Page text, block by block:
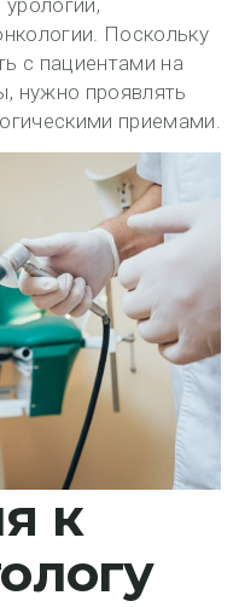
урологии,
Поскольку
с пациентами на
нужно проявлять
приемами.
к